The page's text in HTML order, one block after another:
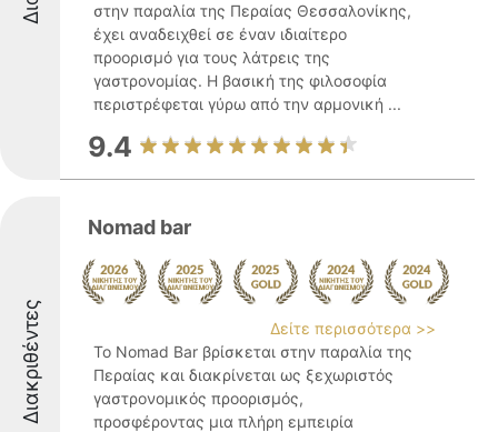
στην παραλία της Περαίας Θεσσαλονίκης,
έχει αναδειχθεί σε έναν ιδιαίτερο
προορισμό για τους λάτρεις της
γαστρονομίας. Η βασική της φιλοσοφία
περιστρέφεται γύρω από την αρμονική ...
9.4
Διακριθέντες
Nomad bar
Δείτε περισσότερα >>
Το Nomad Bar βρίσκεται στην παραλία της
Περαίας και διακρίνεται ως ξεχωριστός
γαστρονομικός προορισμός,
προσφέροντας μια πλήρη εμπειρία